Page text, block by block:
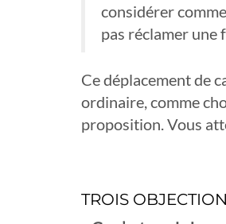
considérer
pas réclamer une
Ce déplacement de
ordinaire, comme
proposition. Vous
TROIS